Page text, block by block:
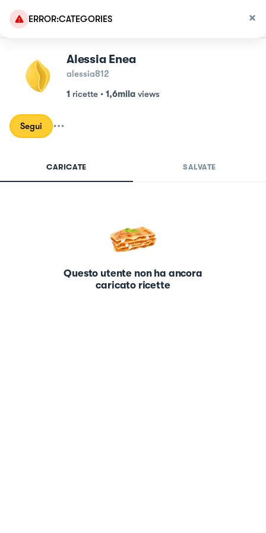
ERROR:CATEGORIES
Alessia Enea
alessia812
1 ricette • 1,6mila views
Segui
CARICATE SALVATE
Questo utente non ha ancora
caricato ricette